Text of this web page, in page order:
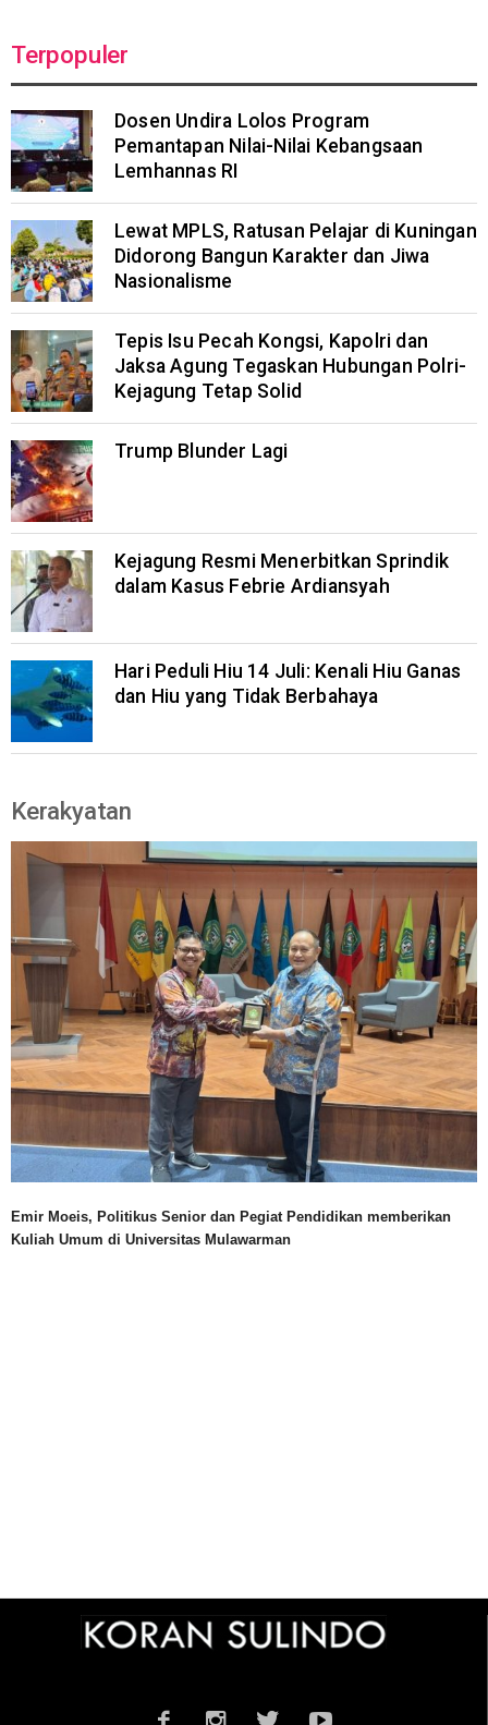
Terpopuler
Dosen Undira Lolos Program
Pemantapan Nilai-Nilai Kebangsaan
Lemhannas RI
Lewat MPLS, Ratusan Pelajar di Kuningan
Didorong Bangun Karakter dan Jiwa
Nasionalisme
Tepis Isu Pecah Kongsi, Kapolri dan
Jaksa Agung Tegaskan Hubungan Polri-
Kejagung Tetap Solid
Trump Blunder Lagi
Kejagung Resmi Menerbitkan Sprindik
dalam Kasus Febrie Ardiansyah
Hari Peduli Hiu 14 Juli: Kenali Hiu Ganas
dan Hiu yang Tidak Berbahaya
Kerakyatan
Emir Moeis, Politikus Senior dan Pegiat Pendidikan memberikan
Kuliah Umum di Universitas Mulawarman